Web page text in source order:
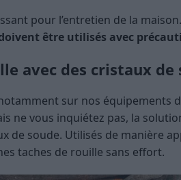
pour l’entretien de la
être utilisés avec
avec des cristaux de
sur nos équipements
ne vous inquiétez pas, la
de soude. Utilisés de manière
taches de rouille sans effort.